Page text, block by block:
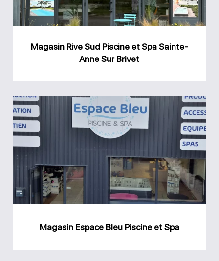
Spa
Sainte-
Sur
Magasin Rive Sud Piscine et Spa Sainte-
Anne Sur Brivet
Magasin
Espace
Bleu
et
Spa
Magasin Espace Bleu Piscine et Spa